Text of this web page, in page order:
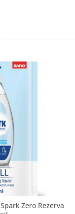
Zero Rezerva